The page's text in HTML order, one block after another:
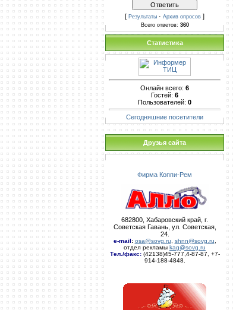
[ Результаты · Архив опросов ]
Всего ответов: 360
Статистика
Онлайн всего: 6
Гостей: 6
Пользователей: 0
Сегодняшние посетители
Друзья сайта
Фирма Коппи-Рем
682800, Хабаровский край, г.
Советская Гавань, ул. Советская,
24.
e-mail: osa@sovg.ru shnn@sovg.ru
отдел рекламы kag@sovg.ru
Тел./факс:(42138)45-777,4-87-87, +7-
914-188-4848.